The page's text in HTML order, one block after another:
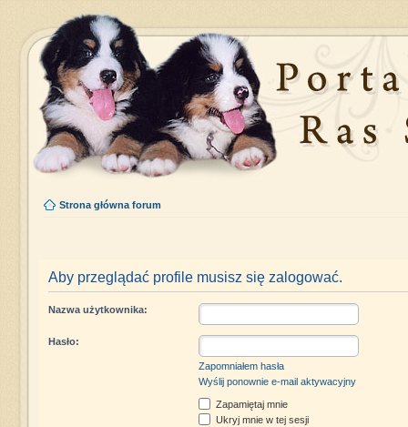
Strona główna forum
Aby przeglądać profile musisz się zalogować.
Nazwa użytkownika:
Hasło:
Zapomniałem hasła
Wyślij ponownie e-mail aktywacyjny
Zapamiętaj mnie
Ukryj mnie w tej sesji